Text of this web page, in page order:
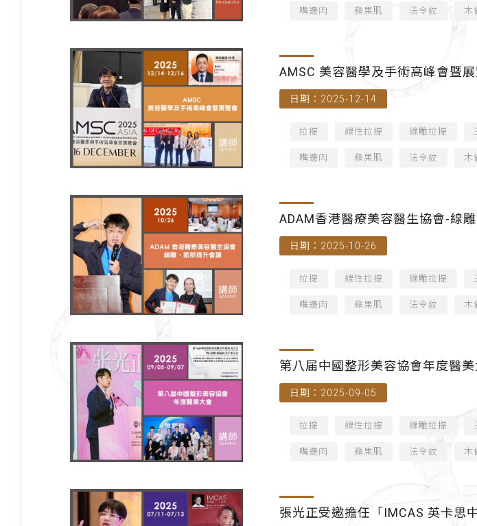
嘴邊肉 蘋果肌 法令紋 木
AMSC 美容醫學及手術高峰會暨展
日期：2025-12-14
拉提 線性拉提 線雕拉提
嘴邊肉 蘋果肌 法令紋 木
ADAM香港醫療美容醫生協會-線
日期：2025-10-26
拉提 線性拉提 線雕拉提
嘴邊肉 蘋果肌 法令紋 木
第八届中國整形美容協會年度醫
日期：2025-09-05
拉提 線性拉提 線雕拉提
嘴邊肉 蘋果肌 法令紋 木
張光正受邀擔任「IMCAS 英卡思